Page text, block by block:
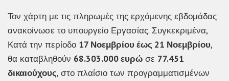
Τον χάρτη με τις πληρωμές της ερχόμενης εβδομάδας
ανακοίνωσε το υπουργείο Εργασίας. Συγκεκριμένα,
Κατά την περίοδο 17 Νοεμβρίου έως 21 Νοεμβρίου,
θα καταβληθούν 68.303.000 ευρώ σε 77.451
δικαιούχους, στο πλαίσιο των προγραμματισμένων